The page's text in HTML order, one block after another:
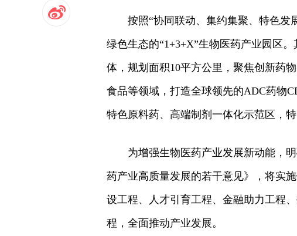
按照“协同联动、集约集聚、特色发
绿色生态的“1+3+X”生物医药产业园区
体，规划面积10平方公里，聚焦创新药
食品等领域，打造全球领先的ADC药物
特色原料药、高端制剂一体化示范区，特
为增强生物医药产业发展新动能，
药产业高质量发展的若干意见》，将实
设工程、人才引育工程、金融助力工程
程，全面推动产业发展。